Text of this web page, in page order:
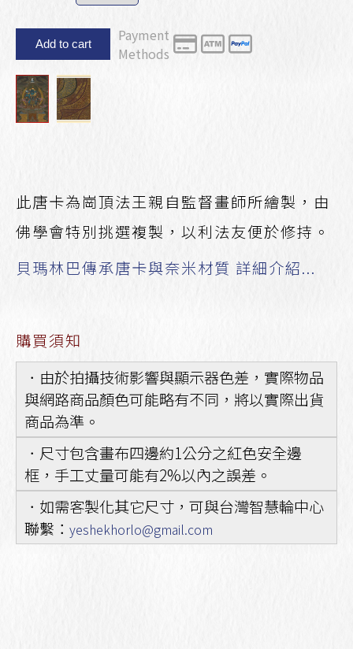
Add to cart
Payment
Methods
此唐卡為崗頂法王親自監督畫師所繪製，由
佛學會特別挑選複製，以利法友便於修持。
貝瑪林巴傳承唐卡與奈米材質 詳細介紹...
購買須知
．由於拍攝技術影響與顯示器色差，實際物品
與網路商品顏色可能略有不同，將以實際出貨
商品為準。
．尺寸包含畫布四邊約1公分之紅色安全邊
框，手工丈量可能有2%以內之誤差。
．如需客製化其它尺寸，可與台灣智慧輪中心
聯繫： yeshekhorlo@gmail.com